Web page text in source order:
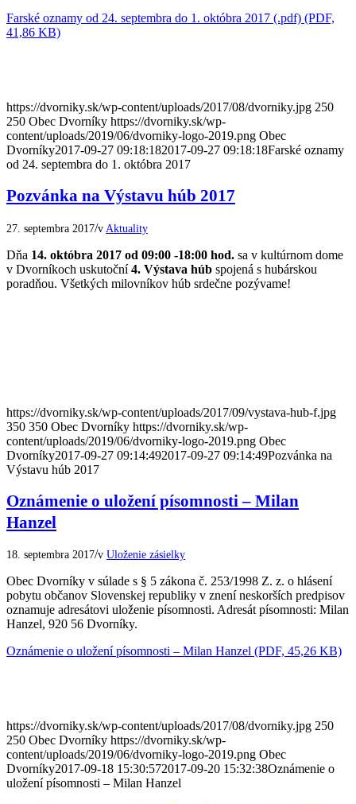
Farské oznamy od 24. septembra do 1. októbra 2017 (.pdf) (PDF,
41,86 KB)
https://dvorniky.sk/wp-content/uploads/2017/08/dvorniky.jpg 250
250 Obec Dvorníky https://dvorniky.sk/wp-
content/uploads/2019/06/dvorniky-logo-2019.png Obec
Dvorníky2017-09-27 09:18:182017-09-27 09:18:18Farské oznamy
od 24. septembra do 1. októbra 2017
Pozvánka na Výstavu húb 2017
27. septembra 2017/v Aktuality
Dňa 14. októbra 2017 od 09:00 -18:00 hod. sa v kultúrnom dome
v Dvorníkoch uskutoční4. Výstava húb spojená s hubárskou
poradňou. Všetkých milovníkov húb srdečne pozývame!
https://dvorniky.sk/wp-content/uploads/2017/09/vystava-hub-f.jpg
350 350 Obec Dvorníky https://dvorniky.sk/wp-
content/uploads/2019/06/dvorniky-logo-2019.png Obec
Dvorníky2017-09-27 09:14:492017-09-27 09:14:49Pozvánka na
Výstavu húb 2017
Oznámenie o uložení písomnosti – Milan
Hanzel
18. septembra 2017/v Uloženie zásielky
Obec Dvorníky v súlade s § 5 zákona č. 253/1998 Z. z. o hlásení
pobytu občanov Slovenskej republiky v znení neskorších predpisov
oznamuje adresátovi uloženie písomnosti. Adresát písomnosti: Milan
Hanzel, 920 56 Dvorníky.
Oznámenie o uložení písomnosti – Milan Hanzel (PDF, 45,26 KB)
https://dvorniky.sk/wp-content/uploads/2017/08/dvorniky.jpg 250
250 Obec Dvorníky https://dvorniky.sk/wp-
content/uploads/2019/06/dvorniky-logo-2019.png Obec
Dvorníky2017-09-18 15:30:572017-09-20 15:32:38Oznámenie o
uložení písomnosti – Milan Hanzel